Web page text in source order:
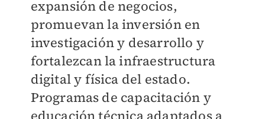
expansión de negocios,
promuevan la inversión en
investigación y desarrollo y
fortalezcan la infraestructura
digital y física del estado.
Programas de capacitación y